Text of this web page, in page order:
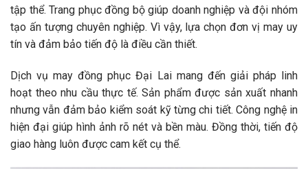
tập thể. Trang phục đồng bộ giúp doanh nghiệp và đội nhóm
tạo ấn tượng chuyên nghiệp. Vì vậy, lựa chọn đơn vị may uy
tín và đảm bảo tiến độ là điều cần thiết.
Dịch vụ may đồng phục Đại Lai mang đến giải pháp linh
hoạt theo nhu cầu thực tế. Sản phẩm được sản xuất nhanh
nhưng vẫn đảm bảo kiểm soát kỹ từng chi tiết. Công nghệ in
hiện đại giúp hình ảnh rõ nét và bền màu. Đồng thời, tiến độ
giao hàng luôn được cam kết cụ thể.